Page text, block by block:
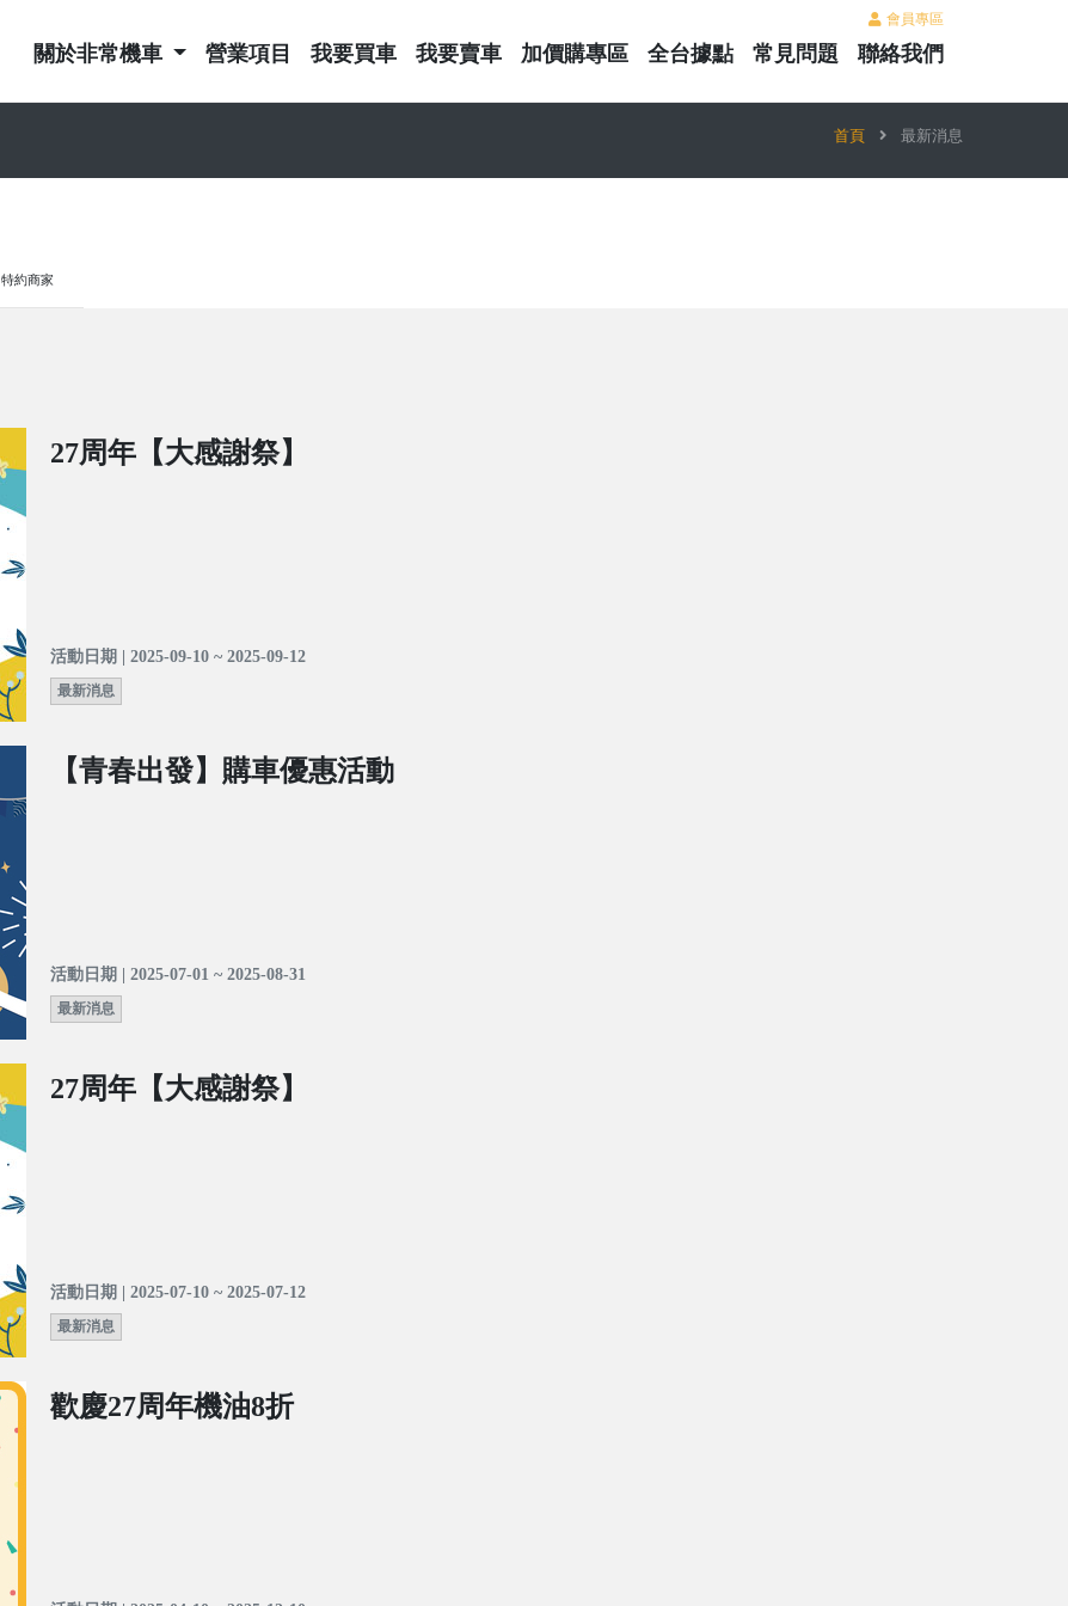
會員專區
關於非常機車 營業項目 我要買車 我要賣車 加價購專區 全台據點 常見問題 聯絡我們
首頁 最新消息
特約商家
27周年【大感謝祭】
活動日期 | 2025-09-10 ~ 2025-09-12
最新消息
【青春出發】購車優惠活動
活動日期 | 2025-07-01 ~ 2025-08-31
最新消息
27周年【大感謝祭】
活動日期 | 2025-07-10 ~ 2025-07-12
最新消息
歡慶27周年機油8折